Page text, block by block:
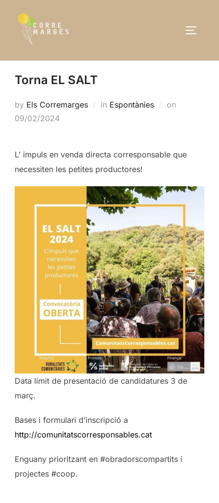
content
Torna EL SALT
by Els Corremarges in Espontànies on
09/02/2024
L’ impuls en venda directa corresponsable que
necessiten les petites productores!
Data límit de presentació de candidatures 3 de
març.
Bases i formulari d’inscripció a
http://comunitatscorresponsables.cat
Enguany prioritzant en #obradorscompartits i
projectes #coop.